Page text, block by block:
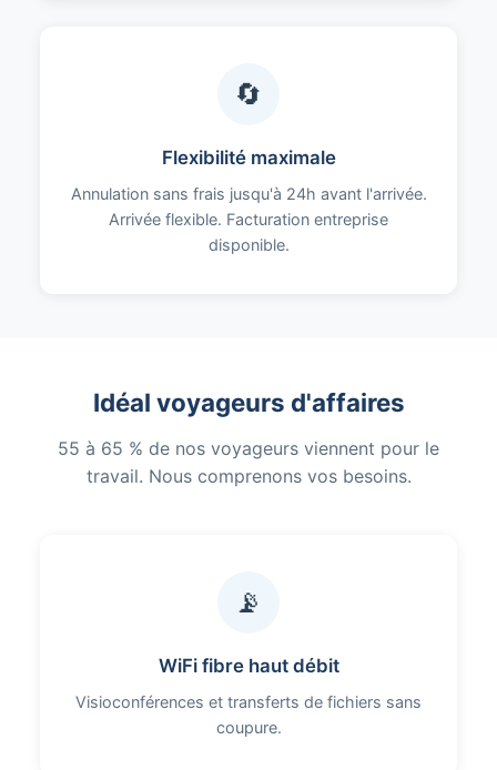
🔄
Flexibilité maximale
Annulation sans frais jusqu'à 24h avant l'arrivée.
Arrivée flexible. Facturation entreprise
disponible.
Idéal voyageurs d'affaires
55 à 65 % de nos voyageurs viennent pour le
travail. Nous comprenons vos besoins.
📡
WiFi fibre haut débit
Visioconférences et transferts de fichiers sans
coupure.